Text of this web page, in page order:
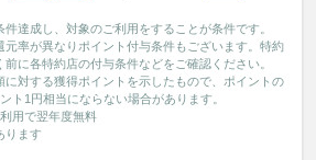
達成し、対象のご利用をすることが条件です。
率が異なりポイント付与条件もございます。特約
に各特約店の付与条件などをご確認ください。
対する獲得ポイントを示したもので、ポイントの
ト1円相当にならない場合があります。
用で翌年度無料
ります